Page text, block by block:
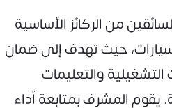
من الركائز الأساسية
حيث تهدف إلى ضمان
التشغيلية والتعليمات
المشرف بمتابعة أداء